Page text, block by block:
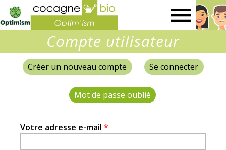
Compte utilisateur
OngletsCréer un nouveau compte Se connecter
Mot de passe oublié (onglet actif)
Votre adresse e-mail *